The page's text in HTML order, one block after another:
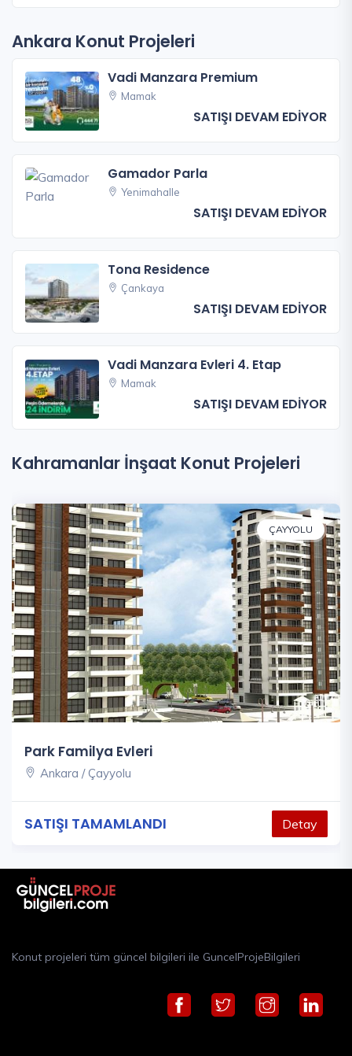
Ankara Konut Projeleri
Vadi Manzara Premium
Mamak
SATIŞI DEVAM EDİYOR
Gamador Parla
Yenimahalle
SATIŞI DEVAM EDİYOR
Tona Residence
Çankaya
SATIŞI DEVAM EDİYOR
Vadi Manzara Evleri 4. Etap
Mamak
SATIŞI DEVAM EDİYOR
Kahramanlar İnşaat Konut Projeleri
ÇAYYOLU
Park Familya Evleri
Ankara / Çayyolu
SATIŞI TAMAMLANDI Detay
Konut projeleri tüm güncel bilgileri ile GuncelProjeBilgileri